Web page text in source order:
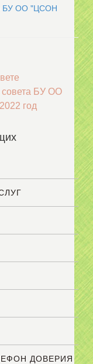
БУ ОО "ЦСОН
совета БУ ОО
год
ДОВЕРИЯ